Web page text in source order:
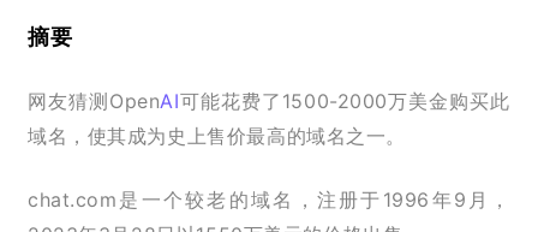
摘要
网友猜测OpenAI可能花费了1500-2000万美金购买此
域名，使其成为史上售价最高的域名之一。
chat.com是一个较老的域名，注册于1996年9月，